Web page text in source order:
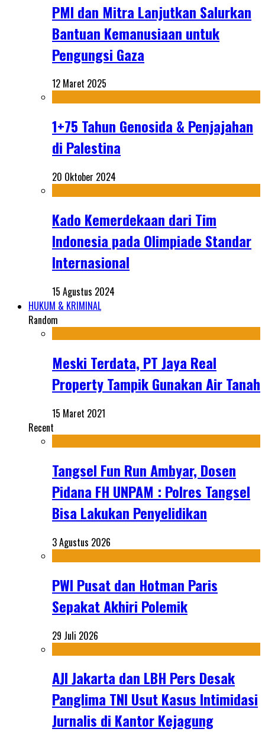
PMI dan Mitra Lanjutkan Salurkan
Bantuan Kemanusiaan untuk
Pengungsi Gaza
12 Maret 2025
1+75 Tahun Genosida & Penjajahan
di Palestina
20 Oktober 2024
Kado Kemerdekaan dari Tim
Indonesia pada Olimpiade Standar
Internasional
15 Agustus 2024
HUKUM & KRIMINAL
Random
Meski Terdata, PT Jaya Real
Property Tampik Gunakan Air Tanah
15 Maret 2021
Recent
Tangsel Fun Run Ambyar, Dosen
Pidana FH UNPAM : Polres Tangsel
Bisa Lakukan Penyelidikan
3 Agustus 2026
PWI Pusat dan Hotman Paris
Sepakat Akhiri Polemik
29 Juli 2026
AJI Jakarta dan LBH Pers Desak
Panglima TNI Usut Kasus Intimidasi
Jurnalis di Kantor Kejagung